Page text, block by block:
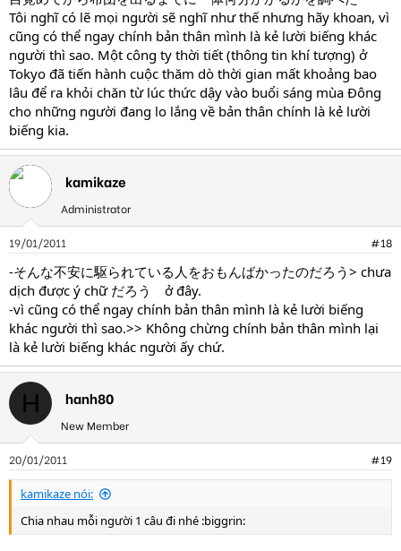
Tôi nghĩ có lẽ mọi người sẽ nghĩ như thế nhưng hãy khoan, vì
cũng có thể ngay chính bản thân mình là kẻ lười biếng khác
người thì sao. Một công ty thời tiết (thông tin khí tượng) ở
Tokyo đã tiến hành cuộc thăm dò thời gian mất khoảng bao
lâu để ra khỏi chăn từ lúc thức dậy vào buổi sáng mùa Đông
cho những người đang lo lắng về bản thân chính là kẻ lười
biếng kia.
kamikaze
Administrator
19/01/2011 #18
-そんな不安に駆られている人をおもんばかったのだろう> chưa
dịch được ý chữ だろう ở đây.
-vì cũng có thể ngay chính bản thân mình là kẻ lười biếng
khác người thì sao.>> Không chừng chính bản thân mình lại
là kẻ lười biếng khác người ấy chứ.
H hanh80
New Member
20/01/2011 #19
kamikaze nói:
Chia nhau mỗi người 1 câu đi nhé :biggrin: